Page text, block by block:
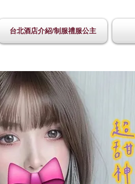
台北酒店介紹/制服禮服公主